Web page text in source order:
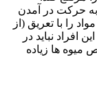
حرکت در آمدن
را با تعریق (از
نباید در
ها زیاده